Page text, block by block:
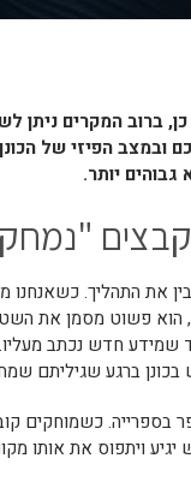
ברוב המקרים ניתן
ובמצב הפיזי של
גבוהים יותר.
את התהליך.
הוא פשוט מסמן את
שמידע חדש נכתב
בכונן ברגע שגיליתם
בספרייה. כשמוחקים
ויתפוס את אותו